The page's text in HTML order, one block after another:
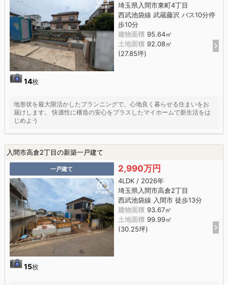
14枚
埼玉県入間市東町4丁目
西武池袋線 武蔵藤沢 バス10分停
歩10分
建物面積 95.64㎡
土地面積 92.08㎡
(27.85坪)
地形状を最大限活かしたプランニングで、心地良く暮らせる住まいをお
届けします。 快適性に構造の安心をプラスしたマイホームで新生活をは
じめよう
入間市高倉2丁目の新築一戸建て
一戸建て
15枚
2,990万円
4LDK / 2026年
埼玉県入間市高倉2丁目
西武池袋線 入間市 徒歩13分
建物面積 93.67㎡
土地面積 99.99㎡
(30.25坪)